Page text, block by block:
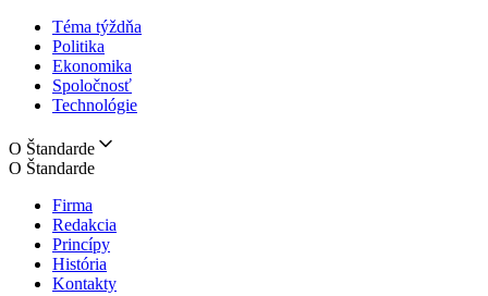
Téma týždňa
Politika
Ekonomika
Spoločnosť
Technológie
O Štandarde
O Štandarde
Firma
Redakcia
Princípy
História
Kontakty